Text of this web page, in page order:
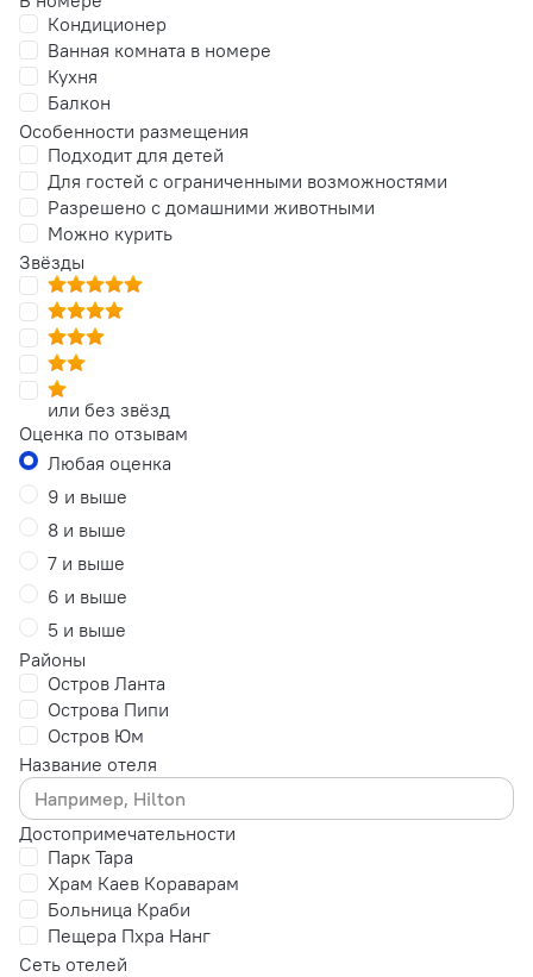
Кондиционер
Ванная комната в номере
Кухня
Балкон
Особенности размещения
Подходит для детей
Для гостей с ограниченными возможностями
Разрешено с домашними животными
Можно курить
Звёзды
или без звёзд
Оценка по отзывам
Любая оценка
9 и выше
8 и выше
7 и выше
6 и выше
5 и выше
Районы
Остров Ланта
Острова Пипи
Остров Юм
Название отеля
Достопримечательности
Парк Тара
Храм Каев Кораварам
Больница Краби
Пещера Пхра Нанг
Сеть отелей